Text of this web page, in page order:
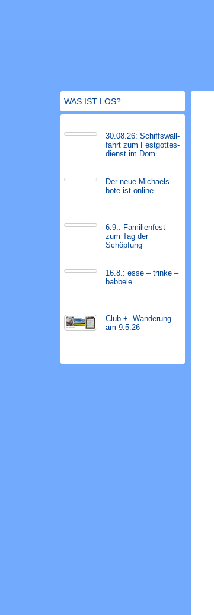
WAS IST LOS?
30.08.26: Schiffs­­wall­
fahr­t zum Fest­gott­es­
dienst im Dom
Der neue Michaels­
bote ist on­line
6.9.: Familienfest
zum Tag der
Schöpfung
16.8.: esse – trinke –
babbele
Club +- Wanderung
am 9.5.26